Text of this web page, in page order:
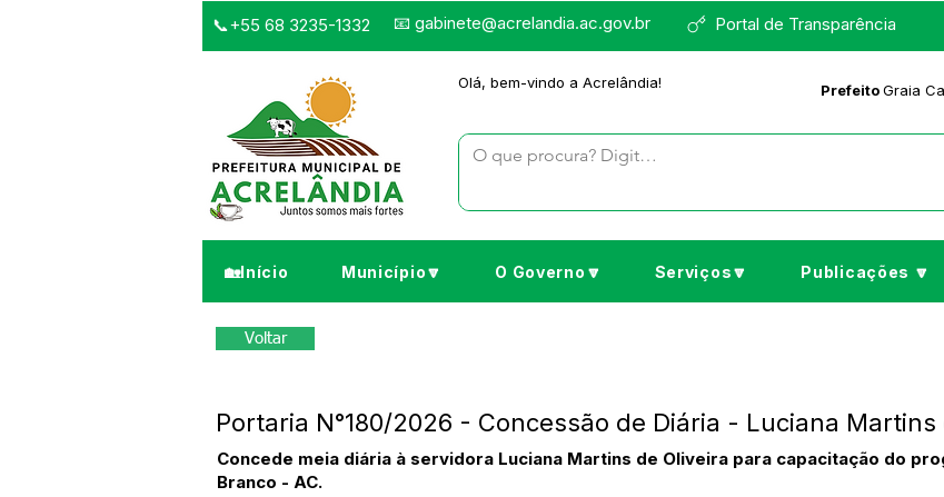
Portal de Transparência
📞+55 68 3235-1332 📧 gabinete@acrelandia.ac.gov.br
Olá, bem-vindo a Acrelândia! PrefeitoGraia
🏡Início Município🔽 O Governo🔽 Serviços🔽 Publicações 🔽
Voltar
Portaria N°180/2026 - Concessão de Diária - Luciana Martins
Concede meia diária à servidora Luciana Martins de Oliveira para capacitação do
Branco - AC.